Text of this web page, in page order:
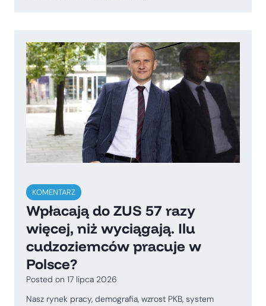
KOMENTARZ
Wpłacają do ZUS 57 razy
więcej, niż wyciągają. Ilu
cudzoziemców pracuje w
Polsce?
Posted on 17 lipca 2026
Nasz rynek pracy, demografia, wzrost PKB, system